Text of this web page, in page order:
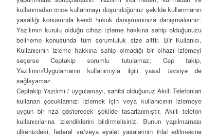
kullanmadan önce kullanmayı düşündüğünüz şekilde kullanmanın
yasallığı konusunda kendi hukuk danışmanınıza danışmalısınız.
Yazılımın kurulu olduğu cihazı izleme hakkına sahip olduğunuzu
belirleme konusunda tüm sorumluluk size aittir. Bir Kullanıcı,
Kullanıcının izleme hakkına sahip olmadığı bir cihazı izlemeyi
seçerse Ceptakip sorumlu tutulamaz; Cep takip,
Yazılımın/Uygulamanın kullanımıyla ilgili yasal tavsiye de
sağlayamaz.
Ceptakip Yazılımı / uygulamayı, sahibi olduğunuz Akıllı Telefonları
kullanan çocuklarınızı izlemek için veya kullanıcının izlemeye
uygun bir rıza gösterecek şekilde tasarlanmıştır. Akıllı telefon
kullanıcılarına izlendiklerini bildirmelisiniz. Bunun yapılmaması
ülkenizdeki, federal ve/veya eyalet yasalarının ihlal edilmesine